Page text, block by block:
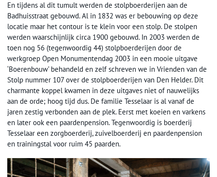
En tijdens al dit tumult werden de stolpboerderijen aan de
Badhuisstraat gebouwd. Al in 1832 was er bebouwing op deze
locatie maar het contour is te klein voor een stolp. De stolpen
werden waarschijnlijk circa 1900 gebouwd. In 2003 werden de
toen nog 56 (tegenwoordig 44) stolpboerderijen door de
werkgroep Open Monumentendag 2003 in een mooie uitgave
‘Boerenbouw’ behandeld en zelf schreven we in Vrienden van de
Stolp nummer 107 over de stolpboerderijen van Den Helder. Dit
charmante koppel kwamen in deze uitgaves niet of nauwelijks
aan de orde; hoog tijd dus. De familie Tesselaar is al vanaf de
jaren zestig verbonden aan de plek. Eerst met koeien en varkens
en later ook een paardenpension. Tegenwoordig is boerderij
Tesselaar een zorgboerderij, zuivelboerderij en paardenpension
en trainingstal voor ruim 45 paarden.